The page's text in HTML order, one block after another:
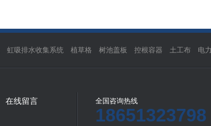
虹吸排水收集系统 植草格 树池盖板 控根容器 土工布 电
在线留言 全国咨询热线
18651323798